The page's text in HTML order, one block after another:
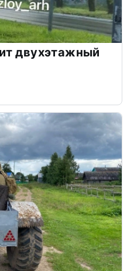
двухэтажный